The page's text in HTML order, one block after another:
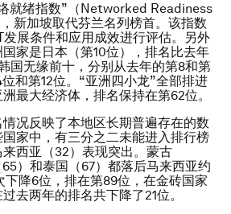
就绪指数”（Networked Readiness
新加坡取代芬兰名列榜首。该指数
发展条件和应用成效进行评估。另外
家是日本（第10位），排名比去年
国无缘前十，分别从去年的第8和第
和第12位。“亚洲四小龙”全部排进
最大经济体，排名保持在第62位。
况反映了本地区长期普遍存在的数
家中，有三分之二未能进入排行榜
西亚（32）表现突出。蒙古
65）和泰国（67）都落后马来西亚约
下降6位，排在第89位，在金砖国家
去两年的排名共下降了21位。